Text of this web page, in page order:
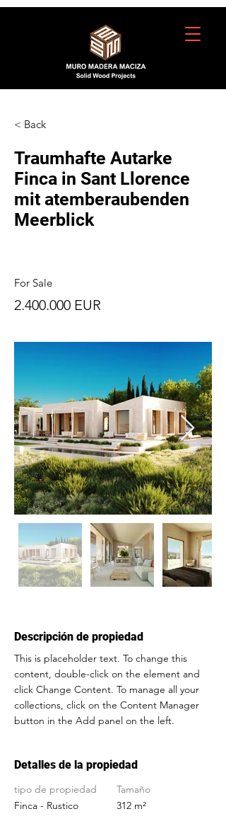
< Back
Traumhafte Autarke
Finca in Sant Llorence
mit atemberaubenden
Meerblick
For Sale
2.400.000 EUR
Descripción de propiedad
This is placeholder text. To change this
content, double-click on the element and
click Change Content. To manage all your
collections, click on the Content Manager
button in the Add panel on the left.
Detalles de la propiedad
tipo de propiedad
Finca - Rustico
Tamaño
312 m²